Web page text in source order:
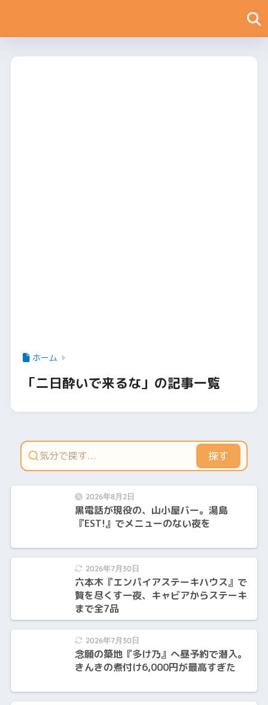
ホーム
「二日酔いで来るな」の記事一覧
探す
2026年8月2日
黒電話が現役の、山小屋バー。湯島
『EST!』でメニューのない夜を
2026年7月30日
六本木『エンパイアステーキハウス』で
贅を尽くす一夜、キャビアからステーキ
まで全7品
2026年7月30日
念願の築地『多け乃』へ昼予約で潜入。
きんきの煮付け6,000円が最高すぎた